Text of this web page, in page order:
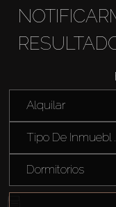
Comprar
Alquilar
Venta
Alquilar
Tipo De Inmuebl
Dormitorios